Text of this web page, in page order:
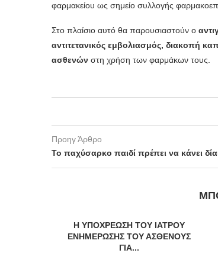
φαρμακείου ως σημείο συλλογής
Στο πλαίσιο αυτό θα παρουσιαστούν ο
αντιτετανικός εμβολιασμός, διακοπή
ασθενών στη χρήση των φαρμάκων τους.
Προηγ Άρθρο
Το παχύσαρκο παιδί πρέπει να κάνει
Η ΥΠΟΧΡΕΩΣΗ ΤΟΥ ΙΑΤΡΟΥ
ΕΝΗΜΕΡΩΣΗΣ ΤΟΥ ΑΣΘΕΝΟΥΣ
ΓΙΑ...